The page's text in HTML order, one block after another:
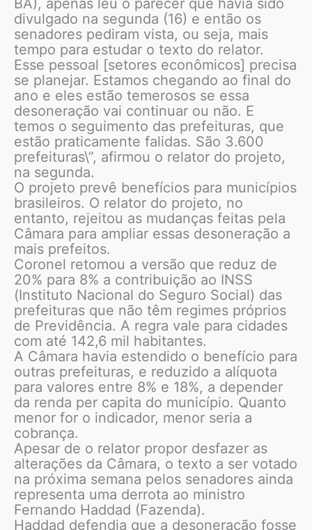
BA), apenas leu o parecer que havia sido
divulgado na segunda (16) e então os
senadores pediram vista, ou seja, mais
tempo para estudar o texto do relator.
Esse pessoal [setores econômicos] precisa
se planejar. Estamos chegando ao final do
ano e eles estão temerosos se essa
desoneração vai continuar ou não. E
temos o seguimento das prefeituras, que
estão praticamente falidas. São 3.600
prefeituras\”, afirmou o relator do projeto,
na segunda.
O projeto prevê benefícios para municípios
brasileiros. O relator do projeto, no
entanto, rejeitou as mudanças feitas pela
Câmara para ampliar essas desoneração a
mais prefeitos.
Coronel retomou a versão que reduz de
20% para 8% a contribuição ao INSS
(Instituto Nacional do Seguro Social) das
prefeituras que não têm regimes próprios
de Previdência. A regra vale para cidades
com até 142,6 mil habitantes.
A Câmara havia estendido o benefício para
outras prefeituras, e reduzido a alíquota
para valores entre 8% e 18%, a depender
da renda per capita do município. Quanto
menor for o indicador, menor seria a
cobrança.
Apesar de o relator propor desfazer as
alterações da Câmara, o texto a ser votado
na próxima semana pelos senadores ainda
representa uma derrota ao ministro
Fernando Haddad (Fazenda).
Haddad defendia que a desoneração fosse